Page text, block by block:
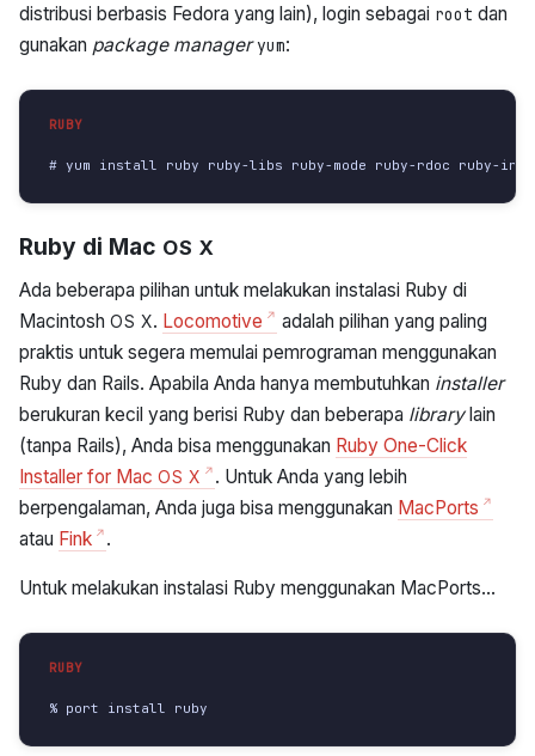
distribusi berbasis Fedora yang lain), login sebagai root dan
gunakan package manager yum:
# yum install ruby ruby-libs ruby-mode ruby-rdoc ruby-irb
Ruby di Mac OS X
Ada beberapa pilihan untuk melakukan instalasi Ruby di
Macintosh OS X. Locomotive
adalah pilihan yang paling
praktis untuk segera memulai pemrograman menggunakan
Ruby dan Rails. Apabila Anda hanya membutuhkan installer
berukuran kecil yang berisi Ruby dan beberapa librarylain
(tanpa Rails), Anda bisa menggunakan Ruby One-Click
Installer for Mac OS X
. Untuk Anda yang lebih
berpengalaman, Anda juga bisa menggunakan MacPorts
atau Fink .
Untuk melakukan instalasi Ruby menggunakan MacPorts…
% port install ruby